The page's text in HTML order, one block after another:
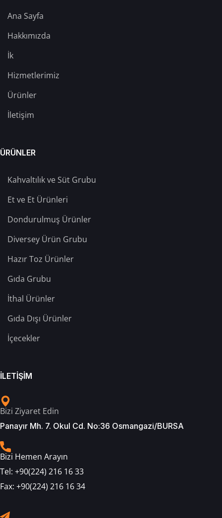
Ana Sayfa
Hakkımızda
İk
Hizmetlerimiz
Ürünler
İletişim
ÜRÜNLER
Kahvaltılık ve Süt Grubu
Et ve Et Ürünleri
Dondurulmuş Ürünler
Diversey Ürün Grubu
Hazır Toz Ürünler
Gıda Grubu
İthal Ürünler
Gıda Dışı Ürünler
İçecekler
İLETİŞİM
Bizi Ziyaret Edin
Panayır Mh. 7. Okul Cd. No:36 Osmangazi/BURSA
Bizi Hemen Arayın
Tel: +90(224) 216 16 33
Fax: +90(224) 216 16 34